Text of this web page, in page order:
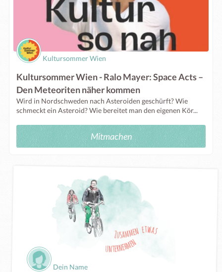
Kultursommer Wien
Kultursommer Wien - Ralo Mayer: Space Acts –
Den Meteoriten näher kommen
Wird in Nordschweden nach Asteroiden geschürft? Wie
schmeckt ein Asteroid? Wie bereitet man den eigenen Kör...
Mitmachen
Dein Name